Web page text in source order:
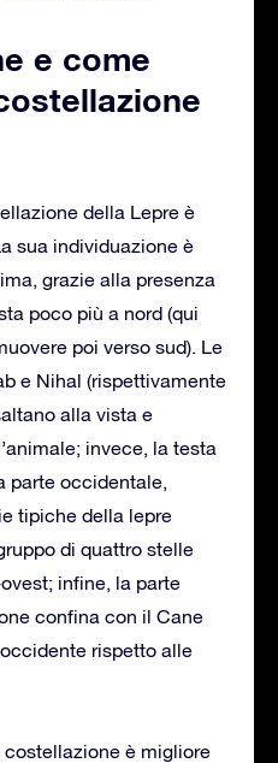
e come
della Lepre è
sua individuazione è
grazie alla presenza
poco più a nord (qui
poi verso sud). Le
e Nihal (rispettivamente
alla vista e
invece, la testa
parte occidentale,
tipiche della lepre
di quattro stelle
infine, la parte
confina con il Cane
rispetto alle
costellazione è migliore